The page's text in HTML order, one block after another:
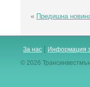
« Предишна
За нас Информация
© 2026